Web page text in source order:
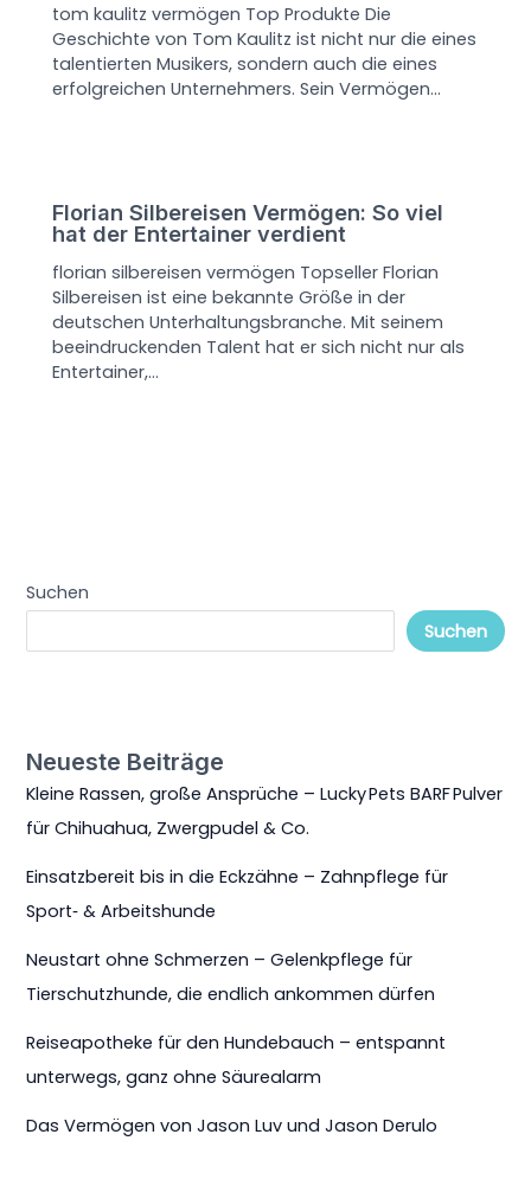
tom kaulitz vermögen Top Produkte Die
Geschichte von Tom Kaulitz ist nicht nur die eines
talentierten Musikers, sondern auch die eines
erfolgreichen Unternehmers. Sein Vermögen…
Florian Silbereisen Vermögen: So viel
hat der Entertainer verdient
florian silbereisen vermögen Topseller Florian
Silbereisen ist eine bekannte Größe in der
deutschen Unterhaltungsbranche. Mit seinem
beeindruckenden Talent hat er sich nicht nur als
Entertainer,…
Suchen
Suchen
Neueste Beiträge
Kleine Rassen, große Ansprüche – Lucky Pets BARF Pulver
für Chihuahua, Zwergpudel & Co.
Einsatzbereit bis in die Eckzähne – Zahnpflege für
Sport‑ & Arbeitshunde
Neustart ohne Schmerzen – Gelenkpflege für
Tierschutzhunde, die endlich ankommen dürfen
Reiseapotheke für den Hundebauch – entspannt
unterwegs, ganz ohne Säurealarm
Das Vermögen von Jason Luv und Jason Derulo